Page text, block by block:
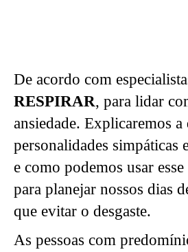
De acordo com
RESPIRAR, para lidar
ansiedade. Explicaremos
personalidades simpáticas
e como podemos usar
para planejar nossos dias
que evitar o desgaste.
As pessoas com